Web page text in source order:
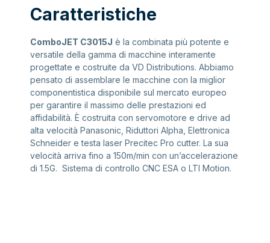
Caratteristiche
ComboJET C3015J è la combinata più potente e
versatile della gamma di macchine interamente
progettate e costruite da VD Distributions. Abbiamo
pensato di assemblare le macchine con la miglior
componentistica disponibile sul mercato europeo
per garantire il massimo delle prestazioni ed
affidabilità. È costruita con servomotore e drive ad
alta velocità Panasonic, Riduttori Alpha, Elettronica
Schneider e testa laser Precitec Pro cutter. La sua
velocità arriva fino a 150m/min con un’accelerazione
di 1.5G. Sistema di controllo CNC ESA o LTI Motion.